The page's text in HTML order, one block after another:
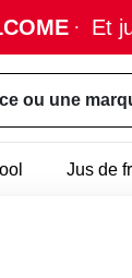
· Et
ou une
Jus de